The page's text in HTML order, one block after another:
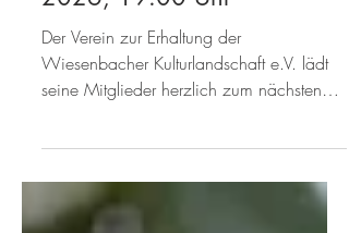
Stammtisch: 19. März
2026, 19:00 Uhr
Der Verein zur Erhaltung der
Bäume pflegen und schneiden Wir
greifen diesen Punkt aus dem letzten